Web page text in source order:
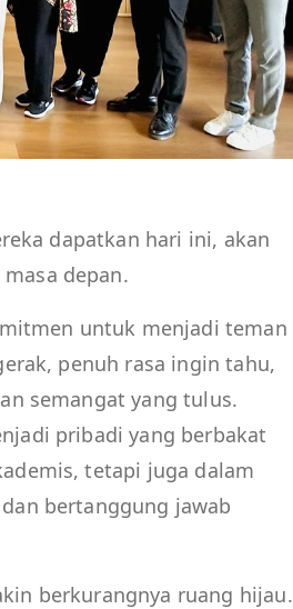
dapatkan hari ini, akan
depan.
untuk menjadi teman
penuh rasa ingin tahu,
semangat yang tulus.
pribadi yang berbakat
tetapi juga dalam
bertanggung jawab
berkurangnya ruang hijau.